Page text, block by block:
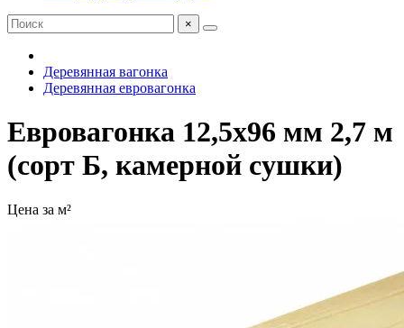
×
Деревянная вагонка
Деревянная евровагонка
Евровагонка 12,5х96 мм 2,7 м
(сорт Б, камерной сушки)
Цена за м²